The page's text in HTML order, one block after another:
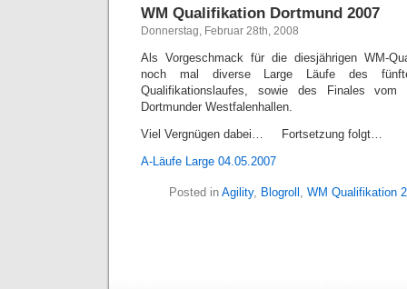
WM Qualifikation Dortmund 2007
Donnerstag, Februar 28th, 2008
Als Vorgeschmack für die diesjährigen WM-
noch mal diverse Large Läufe des
Qualifikationslaufes, sowie des Finales vom
Dortmunder Westfalenhallen.
Viel Vergnügen dabei… Fortsetzung folgt…
A-Läufe Large 04.05.2007
Posted in Agility, Blogroll , WM Qualifikation